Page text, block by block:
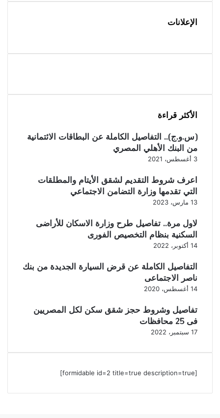
الإعلانات
الأكثر قراءة
(س.و.ج).. التفاصيل الكاملة عن البطاقات الائتمانية
من البنك الأهلي المصري
3 أغسطس، 2021
اعرف شروط التقديم لشقق الأيتام والمطلقات
التي تقدمها وزارة التضامن الاجتماعي
13 مارس، 2023
لاول مرة.. تفاصيل طرح وزارة الاسكان للأراضى
السكنية بنظام التخصيص الفورى
14 أكتوبر، 2022
التفاصيل الكاملة عن قرض السيارة الجديدة من بنك
ناصر الاجتماعى
14 أغسطس، 2020
تفاصيل وشروط حجز شقق سكن لكل المصريين
فى 25 محافظات
17 سبتمبر، 2022
[formidable id=2 title=true description=true]